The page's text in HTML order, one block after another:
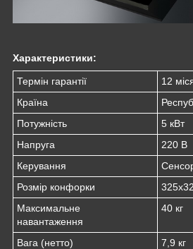
Характеристики:
Термін гарантії
12
Країна
Потужність
5 кВт
Напруга
220 В
Керування
Розмір конфорки
Максимальне
навантаження
40 кг
Вага (нетто)
7,9 кг